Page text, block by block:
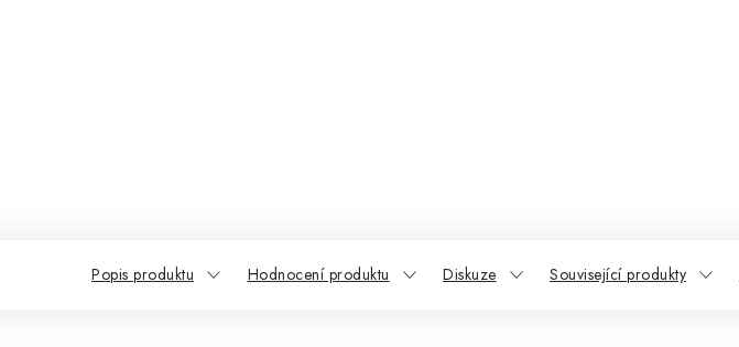
Popis produktu Hodnocení produktu Diskuze Související produkty